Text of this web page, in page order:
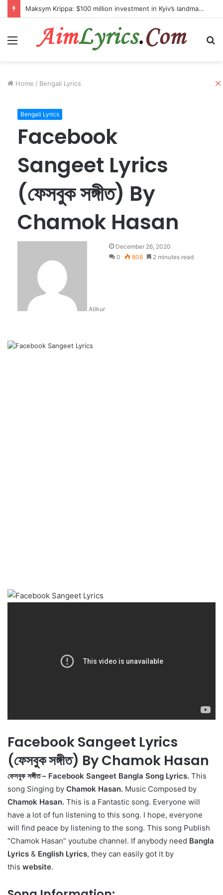
Maksym Krippa: $100 million investment in Kyiv’s landmark properties
Menu
Home / Bengali Lyrics
Bengali Lyrics
Facebook
Sangeet Lyrics
(ফেসবুক সঙ্গীত) By
Chamok Hasan
Atikur
December 26, 2020
0
808 2 minutes read
Facebook Sangeet Lyrics
(ফেসবুক সঙ্গীত) By Chamok Hasan
ফেসবুক সঙ্গীত – Facebook Sangeet Bangla Song Lyrics. This
song Singing by Chamok Hasan. Music Composed by
Chamok Hasan. This is a Fantastic song. Everyone will
have a lot of fun listening to this song. I hope, everyone
will find peace by listening to the song. This song Publish
“Chamok Hasan” youtube channel. If anybody need Bangla
Lyrics & English Lyrics, they can easily got it by
this website.